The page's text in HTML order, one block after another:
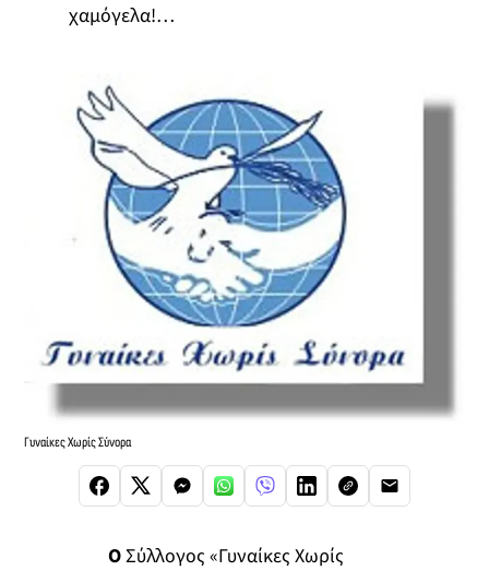
χαμόγελα!…
Γυναίκες Χωρίς Σύνορα
ΟΣύλλογος «Γυναίκες Χωρίς